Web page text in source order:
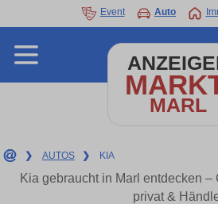
Event Auto
MARL
❯ AUTOS ❯ KIA
Kia gebraucht in Marl entdecken –
privat &